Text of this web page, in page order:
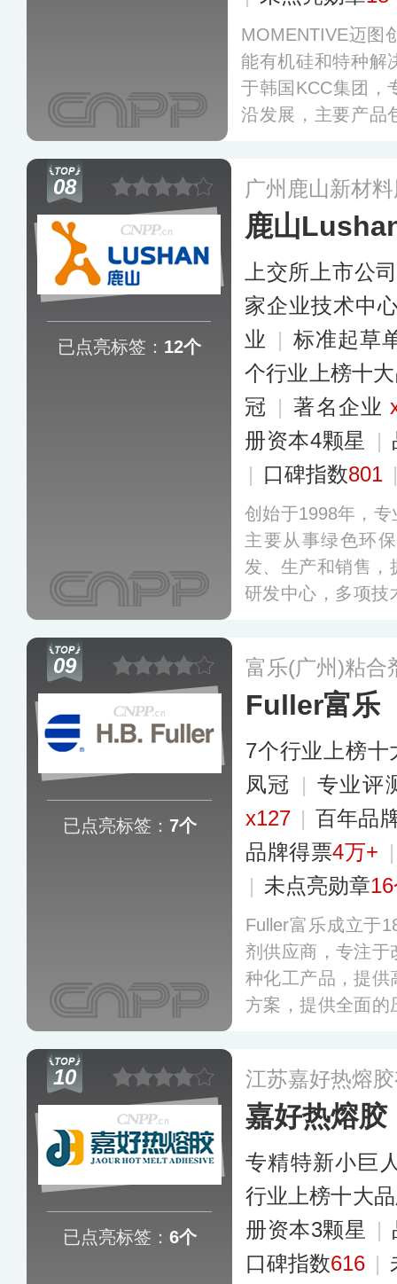
MOMENTIVE迈图
能有机硅和特种解
于韩国KCC集团，
沿发展，主要产品
和标签制造中具有
硅压敏胶粘剂领域
08
已点亮标签： 12个
广州鹿山新材
鹿山
上交所上市公
家企业技术中
业 | 标准起草
个行业上榜十
冠 | 著名企业
册资本4颗星
|
| 口碑指数801
创始于1998年，
主要从事绿色环
发、生产和销售，
研发中心，多项技
源、消费电子、
多
09
已点亮标签： 7个
富乐(广州)粘合
Fuller富乐
7个行业上榜十
凤冠 | 专业​评
x127 | 百年品
品牌得票4万+
| 未点亮勋章
Fuller富乐成立于
剂供应商，专注于
种化工产品，提供
方案，提供全面的
位。更多
10
已点亮标签： 6个
江苏嘉好热熔
嘉好热熔胶
专精特新小巨
行业上榜十大
册资本3颗星
|
口碑指数616 |